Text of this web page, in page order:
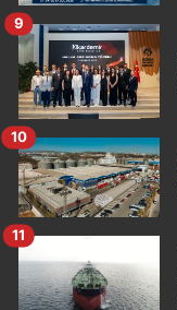
9
10
11